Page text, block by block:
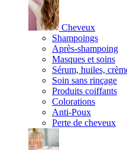
Cheveux
Shampoings
Après-shampoing
Masques et soins
Sérum, huiles,
Soin sans rinçage
Produits coiffants
Colorations
Anti-Poux
Perte de cheveux